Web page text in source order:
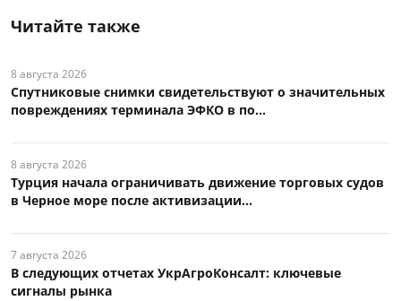
Читайте также
8 августа 2026
Спутниковые снимки свидетельствуют о значительных
повреждениях терминала ЭФКО в по...
8 августа 2026
Турция начала ограничивать движение торговых судов
в Черное море после активизации...
7 августа 2026
В следующих отчетах УкрАгроКонсалт: ключевые
сигналы рынка